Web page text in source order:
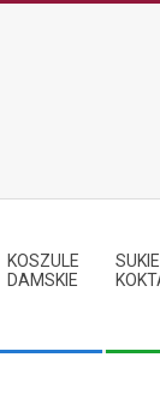
KOSZULE
DAMSKIE